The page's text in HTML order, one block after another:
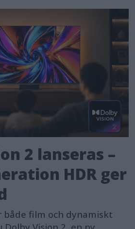
2 lanseras –
HDR ger
både film och dynamiskt